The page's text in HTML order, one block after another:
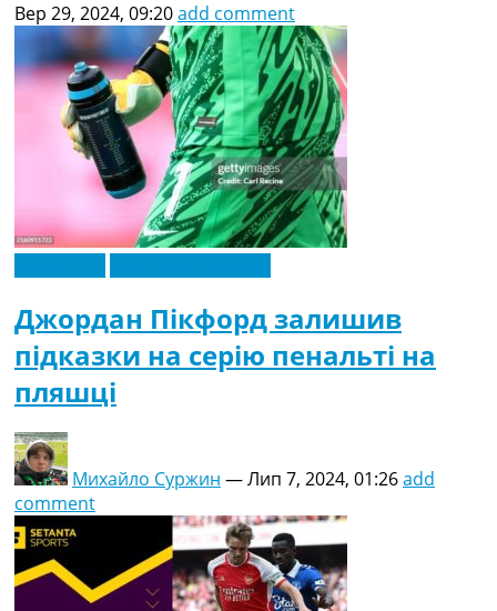
Вер 29, 2024, 09:20add comment
Джордан Пікфорд залишив
підказки на серію пенальті на
пляшці
Михайло Суржин —Лип 7, 2024, 01:26add
comment